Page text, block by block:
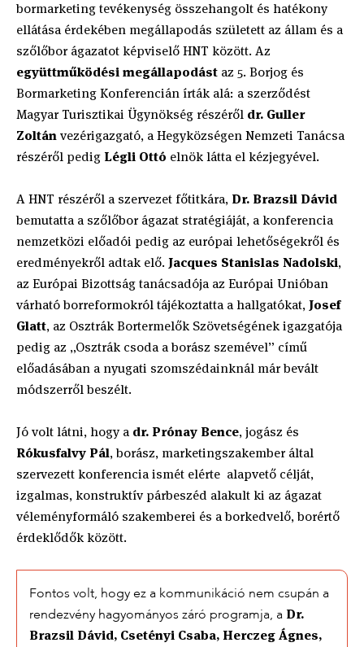
bormarketing tevékenység összehangolt és hatékony
ellátása érdekében megállapodás született az állam és a
szőlőbor ágazatot képviselő HNT között. Az
együttműködési megállapodást az 5. Borjog és
Bormarketing Konferencián írták alá: a szerződést
Magyar Turisztikai Ügynökség részéről dr. Guller
Zoltánvezérigazgató, a Hegyközségen Nemzeti Tanácsa
részéről pedig Légli Ottó elnök látta el kézjegyével.
A HNT részéről a szervezet főtitkára, Dr. Brazsil Dávid
bemutatta a szőlőbor ágazat stratégiáját, a konferencia
nemzetközi előadói pedig az európai lehetőségekről és
eredményekről adtak elő. Jacques Stanislas Nadolski,
az Európai Bizottság tanácsadója az Európai Unióban
várható borreformokról tájékoztatta a hallgatókat,Josef
Glatt, az Osztrák Bortermelők Szövetségének igazgatója
pedig az „Osztrák csoda a borász szemével” című
előadásában a nyugati szomszédainknál már bevált
módszerről beszélt.
Jó volt látni, hogy a dr. Prónay Bence, jogász és
Rókusfalvy Pál, borász, marketingszakember által
szervezett konferencia ismét elérte alapvető célját,
izgalmas, konstruktív párbeszéd alakult ki az ágazat
véleményformáló szakemberei és a borkedvelő, borértő
érdeklődők között.
Fontos volt, hogy ez a kommunikáció nem csupán a
rendezvény hagyományos záró programja, a Dr.
Brazsil Dávid, Csetényi Csaba, Herczeg Ágnes,